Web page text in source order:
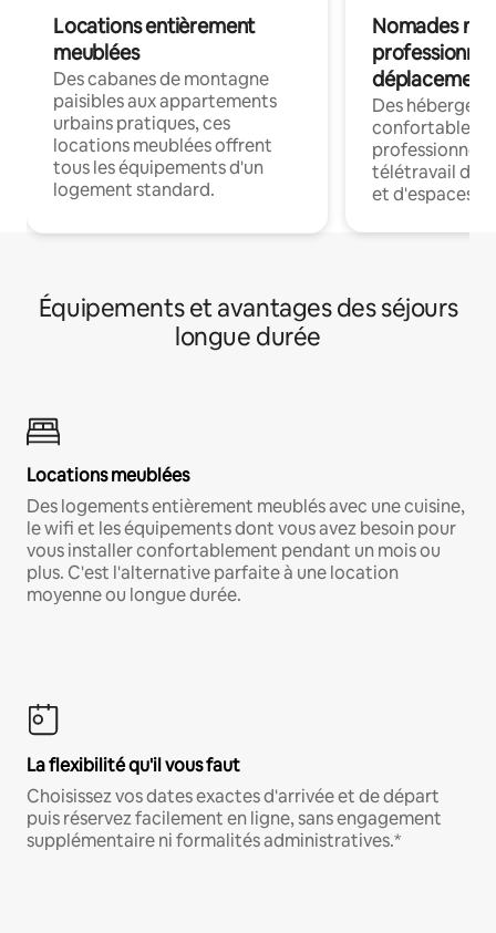
Locations entièrement
meublées
Des cabanes de montagne
paisibles aux appartements
urbains pratiques, ces
locations meublées offrent
tous les équipements d'un
logement standard.
Nomades
déplacement
Des
confortables
professionnels
télétravail
et d'espaces
Équipements et avantages des séjours
longue durée
Locations meublées
Des logements entièrement meublés avec une cuisine,
le wifi et les équipements dont vous avez besoin pour
vous installer confortablement pendant un mois ou
plus. C'est l'alternative parfaite à une location
moyenne ou longue durée.
La flexibilité qu'il vous faut
Choisissez vos dates exactes d'arrivée et de départ
puis réservez facilement en ligne, sans engagement
supplémentaire ni formalités administratives.*